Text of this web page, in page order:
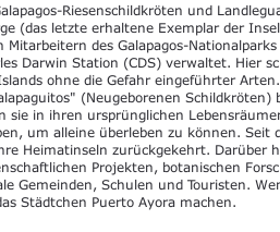
Riesenschildkröten und
(das letzte erhaltene Exemplar der
des Galapagos-
Darwin Station (CDS) verwaltet. Hier
ohne die Gefahr eingeführter
(Neugeborenen Schildkröten)
sie in ihren ursprünglichen
um alleine überleben zu können. Seit
Heimatinseln zurückgekehrt. Darüber
Projekten, botanischen
Gemeinden, Schulen und Touristen.
Städtchen Puerto Ayora machen.